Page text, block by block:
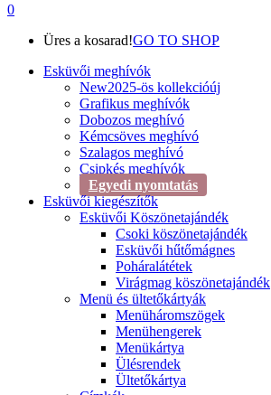
0
Üres a kosarad!GO TO SHOP
Esküvői meghívók
New2025-ös kollekcióúj
Grafikus meghívók
Dobozos meghívó
Kémcsöves meghívó
Szalagos meghívó
Csipkés meghívók
Egyedi nyomtatás
Esküvői kiegészítők
Esküvői Köszönetajándék
Csoki köszönetajándék
Esküvői hűtőmágnes
Poháralátétek
Virágmag köszönetajándék
Menü és ültetőkártyák
Menüháromszögek
Menühengerek
Menükártya
Ülésrendek
Ültetőkártya